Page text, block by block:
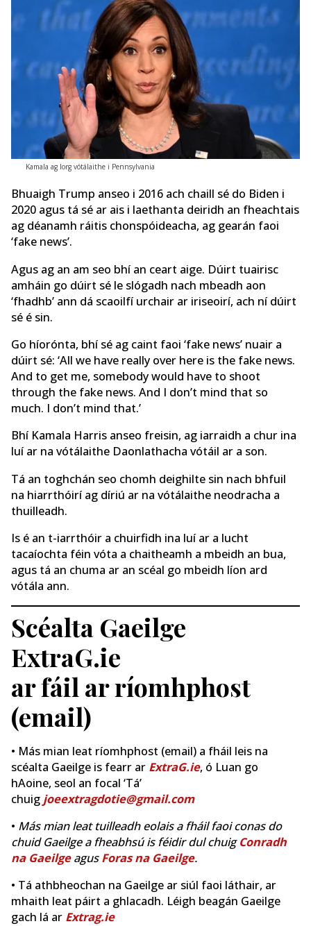
Kamala ag lorg vótálaithe i Pennsylvania
Bhuaigh Trump anseo i 2016 ach chaill sé do Biden i
2020 agus tá sé ar ais i laethanta deiridh an fheachtais
ag déanamh ráitis chonspóideacha, ag gearán faoi
‘fake news’.
Agus ag an am seo bhí an ceart aige. Dúirt tuairisc
amháin go dúirt sé le slógadh nach mbeadh aon
‘fhadhb’ ann dá scaoilfí urchair ar iriseoirí, ach ní dúirt
sé é sin.
Go híorónta, bhí sé ag caint faoi ‘fake news’ nuair a
dúirt sé: ‘All we have really over here is the fake news.
And to get me, somebody would have to shoot
through the fake news. And I don’t mind that so
much. I don’t mind that.’
Bhí Kamala Harris anseo freisin, ag iarraidh a chur ina
luí ar na vótálaithe Daonlathacha vótáil ar a son.
Tá an toghchán seo chomh deighilte sin nach bhfuil
na hiarrthóirí ag díriú ar na vótálaithe neodracha a
thuilleadh.
Is é an t-iarrthóir a chuirfidh ina luí ar a lucht
tacaíochta féin vóta a chaitheamh a mbeidh an bua,
agus tá an chuma ar an scéal go mbeidh líon ard
vótála ann.
Scéalta Gaeilge
ExtraG.ie
ar fáil ar ríomhphost
(email)
• Más mian leat ríomhphost (email) a fháil leis na
scéalta Gaeilge is fearr ar ExtraG.ie, ó Luan go
hAoine, seol an focal ‘Tá’
chuig joeextragdotie@gmail.com
• Más mian leat tuilleadh eolais a fháil faoi conas do
chuid Gaeilge a fheabhsú is féidir dul chuigConradh
na GaeilgeagusForas na Gaeilge.
• Tá athbheochan na Gaeilge ar siúl faoi láthair, ar
mhaith leat páirt a ghlacadh. Léigh beagán Gaeilge
gach lá ar Extrag.ie